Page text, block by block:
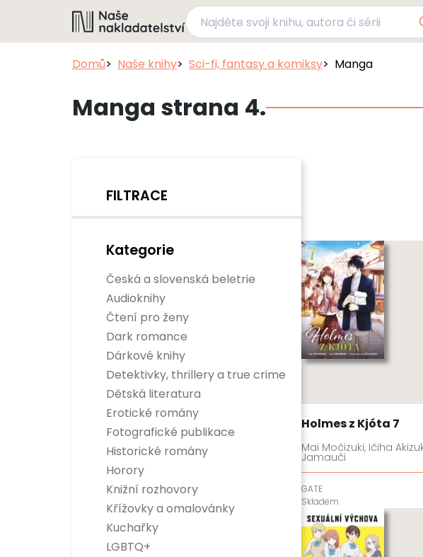
Domů Naše knihy Sci-fi, fantasy a komiksy Manga
Manga strana 4.
FILTRACE
Kategorie
Česká a slovenská beletrie
Audioknihy
Čtení pro ženy
Dark romance
Dárkové knihy
Detektivky, thrillery a true crime
Detektivky
True crime
Thrillery
Dětská literatura
Dětská naučná
Dětská beletrie
Erotické romány
Fotografické publikace
Historické romány
Horory
Knižní rozhovory
Křížovky a omalovánky
Kuchařky
LGBTQ+
Holmes z Kjóta 7
Mai Močizuki, Ičiha
Jamauči
GATE
Skladem